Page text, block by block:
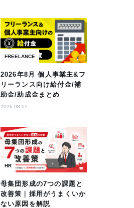
FREELANCE
2026年8月 個人事業主&フ
リーランス向け給付金/補
助金/助成金まとめ
2026.08.01
HR
母集団形成の7つの課題と
改善策｜採用がうまくいか
ない原因を解説